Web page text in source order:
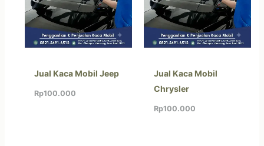
Jual Kaca Mobil Jeep
Rp100.000
Jual Kaca Mobil
Chrysler
Rp100.000